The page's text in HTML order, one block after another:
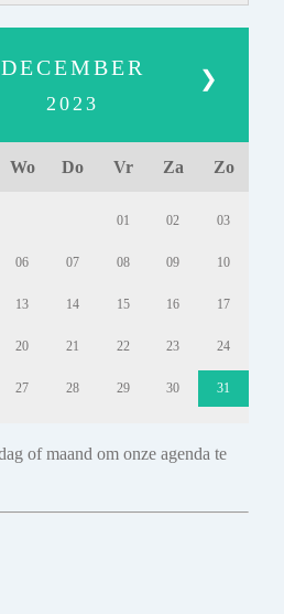
❯
DECEMBER
2023
Wo Do Vr Za Zo
01 02 03
06 07 08 09 10
13 14 15 16 17
20 21 22 23 24
27 28 29 30 31
of maand om onze agenda te